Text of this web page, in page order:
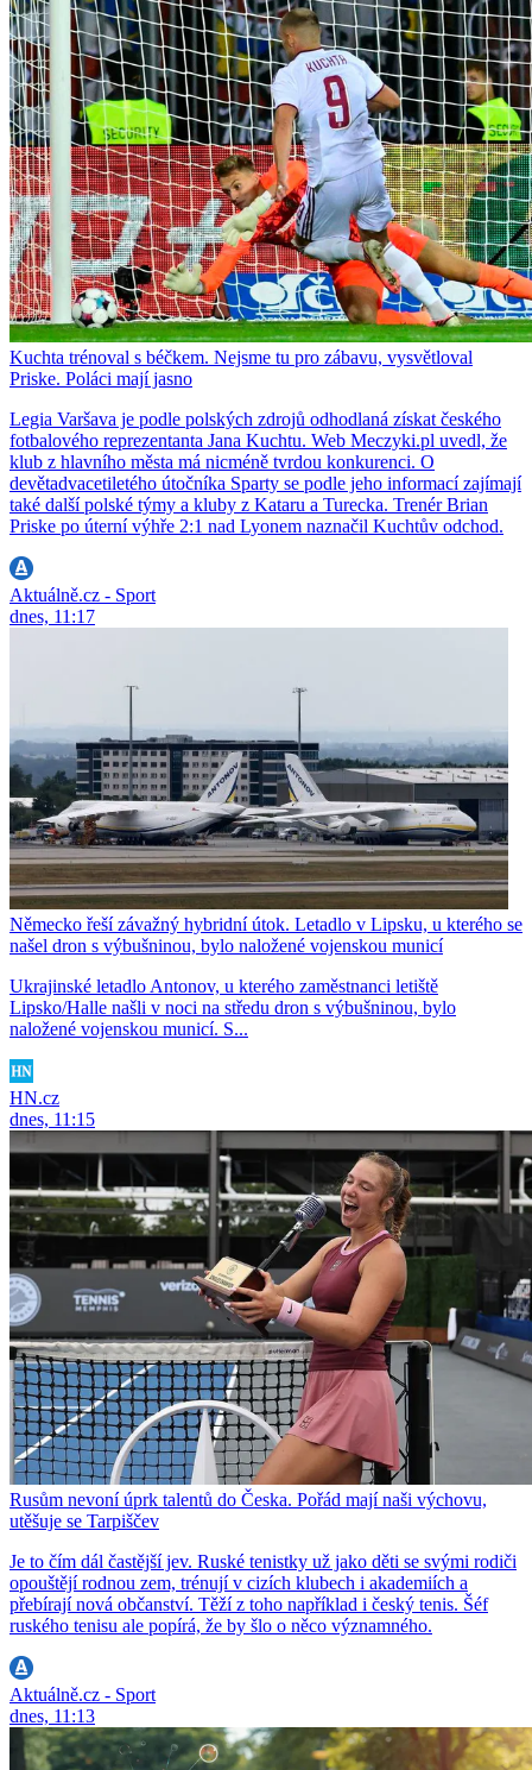
Kuchta trénoval s béčkem. Nejsme tu pro zábavu, vysvětloval
Priske. Poláci mají jasno
Legia Varšava je podle polských zdrojů odhodlaná získat českého
fotbalového reprezentanta Jana Kuchtu. Web Meczyki.pl uvedl, že
klub z hlavního města má nicméně tvrdou konkurenci. O
devětadvacetiletého útočníka Sparty se podle jeho informací zajímají
také další polské týmy a kluby z Kataru a Turecka. Trenér Brian
Priske po úterní výhře 2:1 nad Lyonem naznačil Kuchtův odchod.
Aktuálně.cz - Sport
dnes, 11:17
Německo řeší závažný hybridní útok. Letadlo v Lipsku, u kterého se
našel dron s výbušninou, bylo naložené vojenskou municí
Ukrajinské letadlo Antonov, u kterého zaměstnanci letiště
Lipsko/Halle našli v noci na středu dron s výbušninou, bylo
naložené vojenskou municí. S...
HN.cz
dnes, 11:15
Rusům nevoní úprk talentů do Česka. Pořád mají naši výchovu,
utěšuje se Tarpiščev
Je to čím dál častější jev. Ruské tenistky už jako děti se svými rodiči
opouštějí rodnou zem, trénují v cizích klubech i akademiích a
přebírají nová občanství. Těží z toho například i český tenis. Šéf
ruského tenisu ale popírá, že by šlo o něco významného.
Aktuálně.cz - Sport
dnes, 11:13